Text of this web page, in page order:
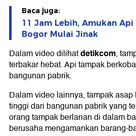
Baca juga:
11 Jam Lebih, Amukan
Bogor Mulai Jinak
Dalam video dilihatdetikcom,
terbakar hebat. Api tampak
bangunan pabrik.
Dalam video lainnya, tampak
tinggi dari bangunan pabrik yang
orang tampak berlarian di dalam
berusaha mengamankan barang-